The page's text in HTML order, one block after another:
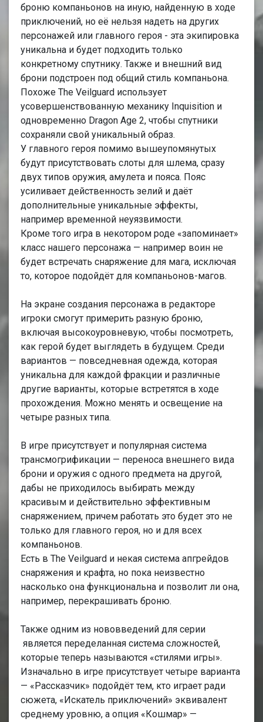
броню компаньонов на иную, найденную в ходе
приключений, но её нельзя надеть на других
персонажей или главного героя - эта экипировка
уникальна и будет подходить только
конкретному спутнику. Также и внешний вид
брони подстроен под общий стиль компаньона.
Похоже The Veilguard использует
усовершенствованную механику Inquisition и
одновременно Dragon Age 2, чтобы спутники
сохраняли свой уникальный образ.
У главного героя помимо вышеупомянутых
будут присутствовать слоты для шлема, сразу
двух типов оружия, амулета и пояса. Пояс
усиливает действенность зелий и даёт
дополнительные уникальные эффекты,
например временной неуязвимости.
Кроме того игра в некотором роде «запоминает»
класс нашего персонажа — например воин не
будет встречать снаряжение для мага, исключая
то, которое подойдёт для компаньонов-магов.
На экране создания персонажа в редакторе
игроки смогут примерить разную броню,
включая высокоуровневую, чтобы посмотреть,
как герой будет выглядеть в будущем. Среди
вариантов — повседневная одежда, которая
уникальна для каждой фракции и различные
другие варианты, которые встретятся в ходе
прохождения. Можно менять и освещение на
четыре разных типа.
В игре присутствует и популярная система
трансмогрификации — переноса внешнего вида
брони и оружия с одного предмета на другой,
дабы не приходилось выбирать между
красивым и действительно эффективным
снаряжением, причем работать это будет это не
только для главного героя, но и для всех
компаньонов.
Есть в The Veilguard и некая система апгрейдов
снаряжения и крафта, но пока неизвестно
насколько она функциональна и позволит ли она,
например, перекрашивать броню.
Также одним из нововведений для серии
является переделанная система сложностей,
которые теперь называются «стилями игры».
Изначально в игре присутствует четыре варианта
— «Рассказчик» подойдёт тем, кто играет ради
сюжета, «Искатель приключений» эквивалент
среднему уровню, а опция «Кошмар» —